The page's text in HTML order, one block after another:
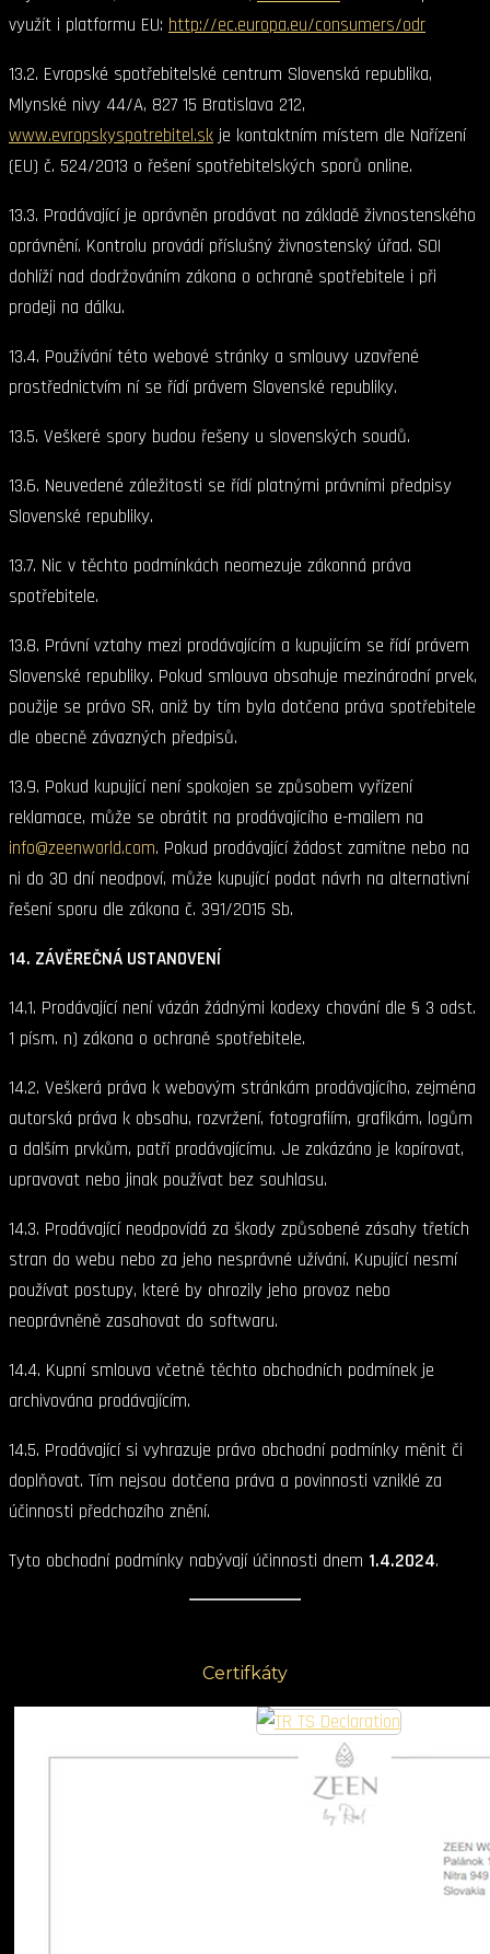
využít i platformu EU: http://ec.europa.eu/consumers/odr
13.2. Evropské spotřebitelské centrum Slovenská republika,
Mlynské nivy 44/A, 827 15 Bratislava 212,
www.evropskyspotrebitel.sk je kontaktním místem dle Nařízení
(EU) č. 524/2013 o řešení spotřebitelských sporů online.
13.3. Prodávající je oprávněn prodávat na základě živnostenského
oprávnění. Kontrolu provádí příslušný živnostenský úřad. SOI
dohlíží nad dodržováním zákona o ochraně spotřebitele i při
prodeji na dálku.
13.4. Používání této webové stránky a smlouvy uzavřené
prostřednictvím ní se řídí právem Slovenské republiky.
13.5. Veškeré spory budou řešeny u slovenských soudů.
13.6. Neuvedené záležitosti se řídí platnými právními předpisy
Slovenské republiky.
13.7. Nic v těchto podmínkách neomezuje zákonná práva
spotřebitele.
13.8. Právní vztahy mezi prodávajícím a kupujícím se řídí právem
Slovenské republiky. Pokud smlouva obsahuje mezinárodní prvek,
použije se právo SR, aniž by tím byla dotčena práva spotřebitele
dle obecně závazných předpisů.
13.9. Pokud kupující není spokojen se způsobem vyřízení
reklamace, může se obrátit na prodávajícího e-mailem na
info@zeenworld.com. Pokud prodávající žádost zamítne nebo na
ni do 30 dní neodpoví, může kupující podat návrh na alternativní
řešení sporu dle zákona č. 391/2015 Sb.
14. ZÁVĚREČNÁ USTANOVENÍ
14.1. Prodávající není vázán žádnými kodexy chování dle § 3 odst.
1 písm. n) zákona o ochraně spotřebitele.
14.2. Veškerá práva k webovým stránkám prodávajícího, zejména
autorská práva k obsahu, rozvržení, fotografiím, grafikám, logům
a dalším prvkům, patří prodávajícímu. Je zakázáno je kopírovat,
upravovat nebo jinak používat bez souhlasu.
14.3. Prodávající neodpovídá za škody způsobené zásahy třetích
stran do webu nebo za jeho nesprávné užívání. Kupující nesmí
používat postupy, které by ohrozily jeho provoz nebo
neoprávněně zasahovat do softwaru.
14.4. Kupní smlouva včetně těchto obchodních podmínek je
archivována prodávajícím.
14.5. Prodávající si vyhrazuje právo obchodní podmínky měnit či
doplňovat. Tím nejsou dotčena práva a povinnosti vzniklé za
účinnosti předchozího znění.
Tyto obchodní podmínky nabývají účinnosti dnem 1.4.2024.
Certifkáty